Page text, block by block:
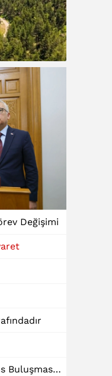
Değişimi
Karakaya’dan Reel Sektör ve Finans Buluşmasında "Dinamik Kredi" Talebi